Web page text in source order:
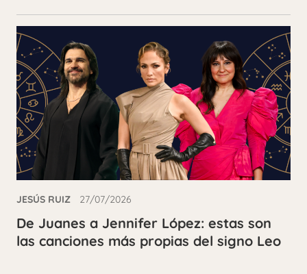
JESÚS RUIZ 27/07/2026
De Juanes a Jennifer López: estas son
las canciones más propias del signo Leo